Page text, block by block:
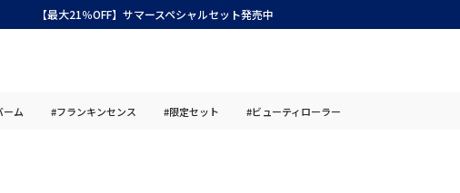
【最大21％OFF】サマースペシャルセット発売中
ーム #フランキンセンス #限定セット #ビューティローラー